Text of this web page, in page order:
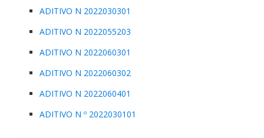
ADITIVO N 2022030301
ADITIVO N 2022055203
ADITIVO N 2022060301
ADITIVO N 2022060302
ADITIVO N 2022060401
ADITIVO N º 2022030101